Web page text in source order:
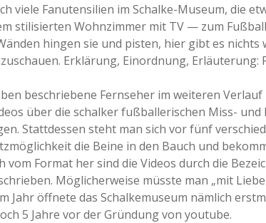
für einem Verein er denn hier gelandet sei.
sowohl Mulder als auch das Museum leider
viele Fanutensilien im Schalke-Museum, die
stilisierten Wohnzimmer mit TV — zum
hingen sie und pisten, hier gibt es
Erklärung, Einordnung, Erläuterung:
beschriebene Fernseher im weiteren
über die schalker fußballerischen Miss-
Stattdessen steht man sich vor fünf
die Beine in den Bauch und
vom Format her sind die Videos durch die
Möglicherweise müsste man „mit
Jahr öffnete das Schalkemuseum nämlich
5 Jahre vor der Gründung von youtube.